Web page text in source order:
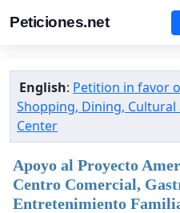
Peticiones.net
English: Petition in favor
Shopping, Dining,
Center
Apoyo al Proyecto
Centro Comercial,
Entretenimiento